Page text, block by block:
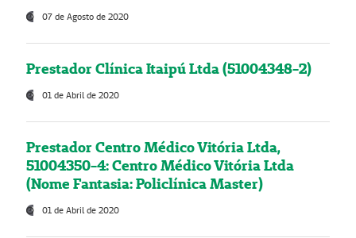
07 de Agosto de 2020
Prestador Clínica Itaipú Ltda (51004348-2)
01 de Abril de 2020
Prestador Centro Médico Vitória Ltda,
51004350-4: Centro Médico Vitória Ltda
(Nome Fantasia: Policlínica Master)
01 de Abril de 2020